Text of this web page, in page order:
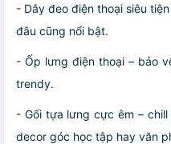
- Dây đeo điện thoại siêu
đâu cũng nổi bật.
- Ốp lưng điện thoại – bảo
trendy.
- Gối tựa lưng cực êm – chill
decor góc học tập hay văn